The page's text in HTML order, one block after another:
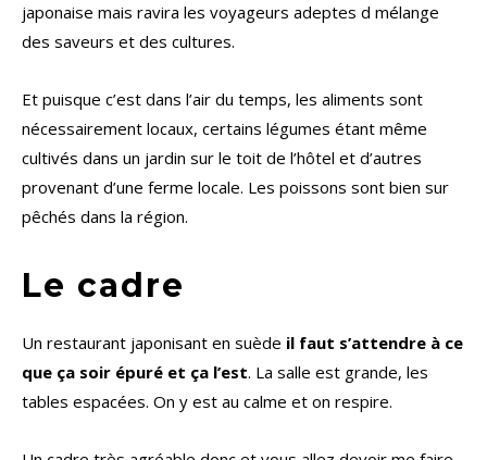
japonaise mais ravira les voyageurs adeptes d mélange
des saveurs et des cultures.
Et puisque c’est dans l’air du temps, les aliments sont
nécessairement locaux, certains légumes étant même
cultivés dans un jardin sur le toit de l’hôtel et d’autres
provenant d’une ferme locale. Les poissons sont bien sur
pêchés dans la région.
Le cadre
Un restaurant japonisant en suède il faut s’attendre à ce
que ça soir épuré et ça l’est. La salle est grande, les
tables espacées. On y est au calme et on respire.